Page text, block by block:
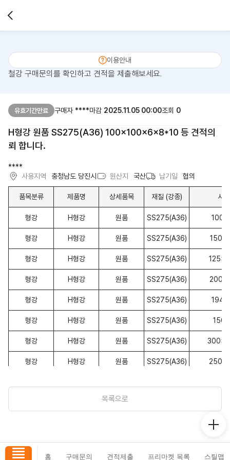
이용안내
철강 구매문의를 확인하고 견적을 제출해보세요.
유효기간만료 구매자 ****마감 2025.11.05 00:00조회 0
H형강 원품 SS275(A36) 100x100x6x8*10 등 견적의
뢰 합니다.
****
사용지역
충청남도 당진시 원산지 국산 납기일 협의
품목분류 제품명 상세품목 재질 (강종) 사
형강 H형강 원품 SS275(A36)
형강 H형강 원품 SS275(A36)
형강 H형강 원품 SS275(A36)
형강 H형강 원품 SS275(A36)
형강 H형강 원품 SS275(A36)
형강 H형강 원품 SS275(A36)
형강 H형강 원품 SS275(A36)
형강 H형강 원품 SS275(A36)
원품
형강 원형강 원품 SS275
목록으로
홈 구매문의 견적제출 프리마켓 목록 스틸맵